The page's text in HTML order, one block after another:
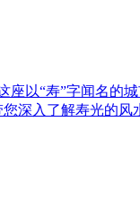
以“寿”字闻名的
深入了解寿光的